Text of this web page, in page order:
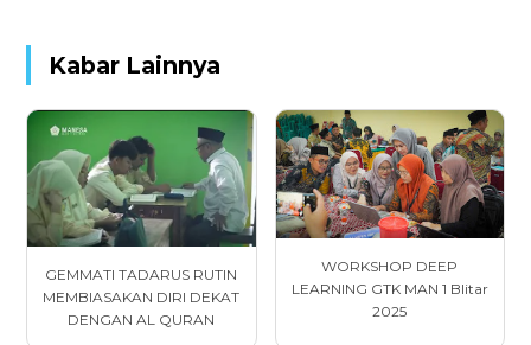
Kabar Lainnya
GEMMATI TADARUS RUTIN
MEMBIASAKAN DIRI DEKAT
DENGAN AL QURAN
WORKSHOP DEEP
LEARNING GTK MAN 1 Blitar
2025